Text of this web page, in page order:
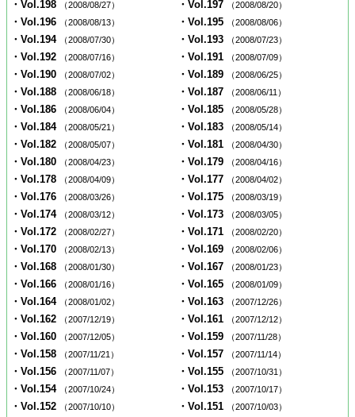
・Vol.198 （2008/08/27） ・Vol.197 （2008/08/20）
・Vol.196 （2008/08/13） ・Vol.195 （2008/08/06）
・Vol.194 （2008/07/30） ・Vol.193 （2008/07/23）
・Vol.192 （2008/07/16） ・Vol.191 （2008/07/09）
・Vol.190 （2008/07/02） ・Vol.189 （2008/06/25）
・Vol.188 （2008/06/18） ・Vol.187 （2008/06/11）
・Vol.186 （2008/06/04） ・Vol.185 （2008/05/28）
・Vol.184 （2008/05/21） ・Vol.183 （2008/05/14）
・Vol.182 （2008/05/07） ・Vol.181 （2008/04/30）
・Vol.180 （2008/04/23） ・Vol.179 （2008/04/16）
・Vol.178 （2008/04/09） ・Vol.177 （2008/04/02）
・Vol.176 （2008/03/26） ・Vol.175 （2008/03/19）
・Vol.174 （2008/03/12） ・Vol.173 （2008/03/05）
・Vol.172 （2008/02/27） ・Vol.171 （2008/02/20）
・Vol.170 （2008/02/13） ・Vol.169 （2008/02/06）
・Vol.168 （2008/01/30） ・Vol.167 （2008/01/23）
・Vol.166 （2008/01/16） ・Vol.165 （2008/01/09）
・Vol.164 （2008/01/02） ・Vol.163 （2007/12/26）
・Vol.162 （2007/12/19） ・Vol.161 （2007/12/12）
・Vol.160 （2007/12/05） ・Vol.159 （2007/11/28）
・Vol.158 （2007/11/21） ・Vol.157 （2007/11/14）
・Vol.156 （2007/11/07） ・Vol.155 （2007/10/31）
・Vol.154 （2007/10/24） ・Vol.153 （2007/10/17）
・Vol.152 （2007/10/10） ・Vol.151 （2007/10/03）